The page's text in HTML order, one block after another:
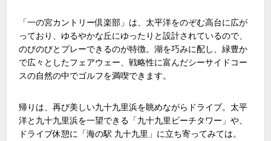
「一の宮カントリー倶楽部」は、太平洋をのぞむ高台に広が
っており、ゆるやかな丘にゆったりと設計されているので、
のびのびとプレーできるのが特徴。湖を巧みに配し、緑豊か
で広々としたフェアウェー、戦略性に富んだシーサイドコー
スの自然の中でゴルフを満喫できます。
帰りは、再び美しい九十九里浜を眺めながらドライブ。太平
洋と九十九里浜を一望できる「九十九里ビーチタワー」や、
ドライブ休憩に「海の駅 九十九里」に立ち寄ってみては。